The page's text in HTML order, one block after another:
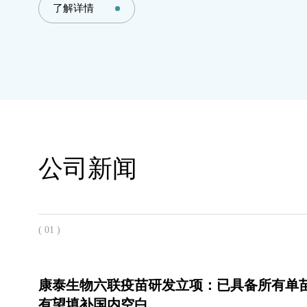
了解详情
公司新闻
( 01 )
康泰生物六联疫苗研发立项：已具备所有单